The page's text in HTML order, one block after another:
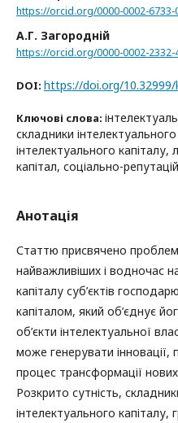
https://orcid.org/0000-0002-6733-
А.Г. Загородній
https://orcid.org/0000-0002-2332-
DOI: https://doi.org/
Ключові слова:
складники
інтелектуального
капітал, соціально-
Анотація
Статтю присвячено
найважливіших і водночас
капіталу суб’єктів
капіталом, який об’єднує
об’єкти інтелектуальної
може генерувати
процес трансформації
Розкрито сутність,
інтелектуального капіталу,